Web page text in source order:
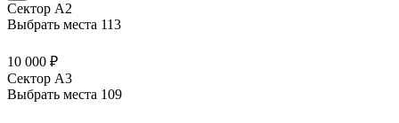
Сектор A2
Выбрать места 113
10 000 ₽
Сектор A3
Выбрать места 109